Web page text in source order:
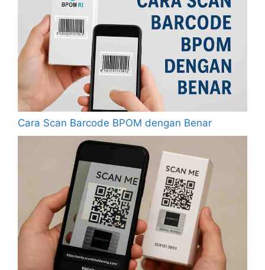
Cara Scan Barcode BPOM dengan Benar